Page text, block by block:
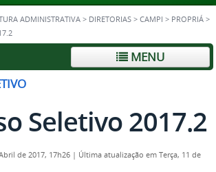
ADMINISTRATIVA > DIRETORIAS > CAMPI > PROPRIÁ >
MENU
Seletivo 2017.2
de 2017, 17h26 | Última atualização em Terça, 11 de